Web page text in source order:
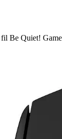
fil Be Quiet!